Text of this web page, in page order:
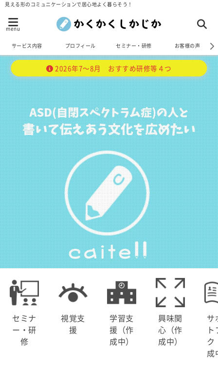
見える形のコミュニケーションで居心地よく暮らそう！
menu
サービス内容 プロフィール セミナー・研修 お客様の声
2026年7～8月 おすすめ研修等４つ
セミナ
ー・研
修
視覚支
援
学習支
援（作
成中）
興味関
心（作
成中）
サ
ク
成